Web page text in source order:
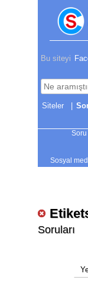
Bu siteyi
|
Sosyal
Soruları